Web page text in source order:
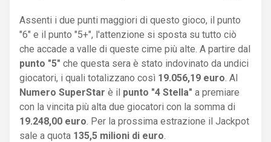
Assenti i due punti maggiori di questo gioco, il punto
"6" e il punto "5+", l'attenzione si sposta su tutto ciò
che accade a valle di queste cime più alte. A partire dal
punto "5" che questa sera è stato indovinato da undici
giocatori, i quali totalizzano così 19.056,19 euro . Al
Numero SuperStar è il punto "4 Stella" a premiare
con la vincita più alta due giocatori con la somma di
19.248,00 euro . Per la prossima estrazione il Jackpot
sale a quota 135,5 milioni di euro